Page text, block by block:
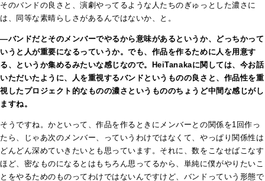
そのバンドの良さと、演劇やってるような人たちのぎゅっとした濃さに
は、同等な素晴らしさがあるんではないか、と。
―バンドだとそのメンバーでやるから意味があるというか、どっちかって
いうと人が重要になるっていうか。でも、作品を作るために人を用意す
る、というか集めるみたいな感じなので。HeiTanakaに関しては、今お話
いただいたように、人を重視するバンドというものの良さと、作品性を重
視したプロジェクト的なものの濃さというもののちょうど中間な感じがし
ますね。
そうですね。かといって、作品を作るときにメンバーとの関係を1回作っ
たら、じゃあ次のメンバー、っていうわけではなくて、やっぱり関係性は
どんどん深めていきたいとも思っています。それに、数をこなせばこなす
ほど、密なものになるとはもちろん思ってるから、単純に僕がやりたいこ
とをやるためのものってわけではないんですけど、バンドっていう形態で